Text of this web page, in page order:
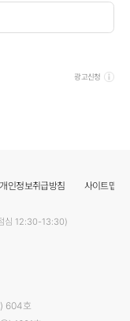
광고신청
개인정보취급방침 사이트맵
심 12:30-13:30)
604호